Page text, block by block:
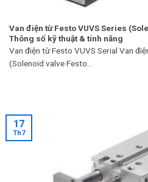
Van điện từ Festo VUVS Series
Thông số kỹ thuật & tính năng
Van điện từ Festo VUVS Serial Van
(Solenoid valve Festo...
17
Th7